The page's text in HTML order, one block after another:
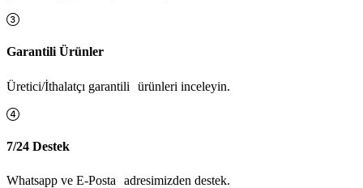
Garantili Ürünler
Üretici/İthalatçı garantili ürünleri inceleyin.
7/24 Destek
Whatsapp ve E-Posta adresimizden destek.